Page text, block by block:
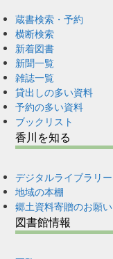
蔵書検索・予約
横断検索
新着図書
新聞一覧
雑誌一覧
貸出しの多い資料
予約の多い資料
ブックリスト
香川を知る
デジタルライブラリー
地域の本棚
郷土資料寄贈のお願い
図書館情報